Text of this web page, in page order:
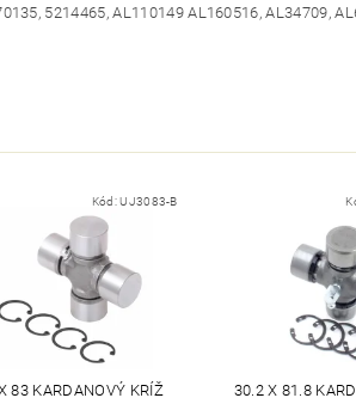
5214465, AL110149 AL160516, AL34709,
Kód:UJ3083-B
83 KARDANOVÝ KRÍŽ
30.2 X 81.8